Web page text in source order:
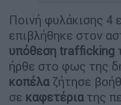
Ποινή φυλάκισης 4
επιβλήθηκε στον
υπόθεση trafficking
ήρθε στο φως της
κοπέλαζήτησε
σε καφετέριατης